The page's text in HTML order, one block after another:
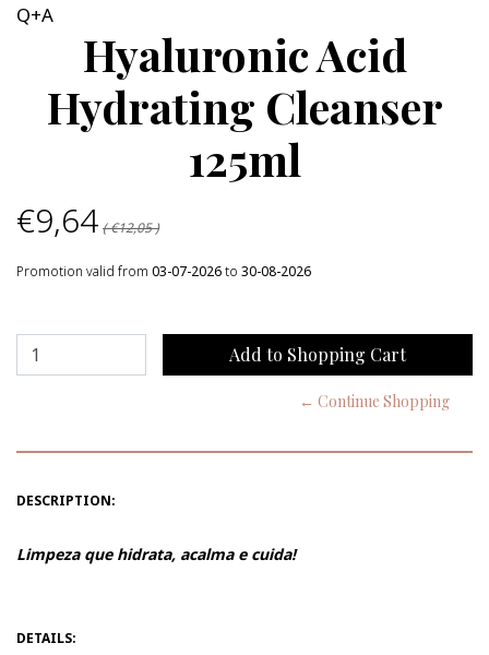
Q+A
Hyaluronic Acid
Hydrating Cleanser
125ml
€9,64 ( €12,05 )
Promotion valid from 03-07-2026to 30-08-2026
← Continue Shopping
DESCRIPTION:
Limpeza que hidrata, acalma e cuida!
DETAILS: